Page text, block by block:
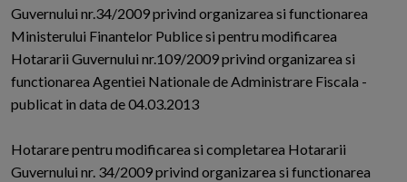
Guvernului nr.34/2009 privind organizarea si functionarea
Ministerului Finantelor Publice si pentru modificarea
Hotararii Guvernului nr.109/2009 privind organizarea si
functionarea Agentiei Nationale de Administrare Fiscala -
publicat in data de 04.03.2013
Hotarare pentru modificarea si completarea Hotararii
Guvernului nr. 34/2009 privind organizarea si functionarea